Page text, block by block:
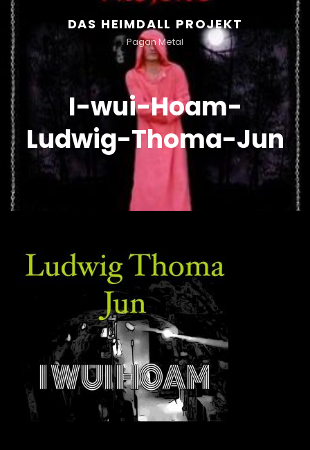
DAS HEIMDALL PROJEKT
Pagan Metal
I-wui-Hoam-
Ludwig-Thoma-Jun